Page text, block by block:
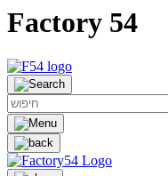
Factory 54